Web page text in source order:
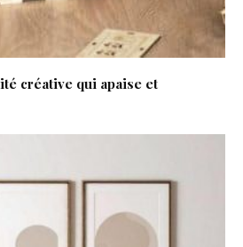
créative qui apaise et